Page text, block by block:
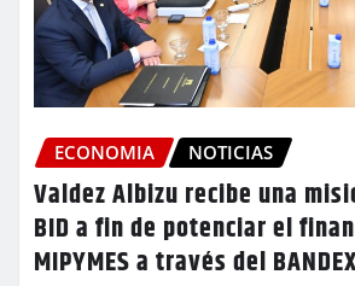
ECONOMIA NOTICIAS
Valdez Albizu recibe una
BID a fin de potenciar el
MIPYMES a través del BANDEX